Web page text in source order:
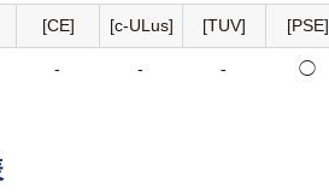
[CE] [c-ULus] [TUV] [PSE]
- - - ◯